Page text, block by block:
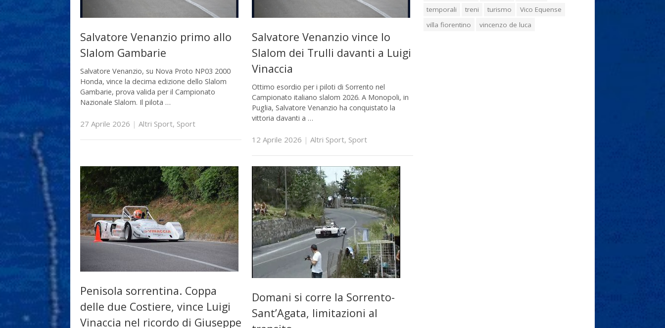
Salvatore Venanzio primo allo
Slalom Gambarie
Salvatore Venanzio, su Nova Proto NP03 2000
Honda, vince la decima edizione dello Slalom
Gambarie, prova valida per il Campionato
Nazionale Slalom. Il pilota …
27 Aprile 2026 | Altri Sport, Sport
Salvatore Venanzio vince lo
Slalom dei Trulli davanti a Luigi
Vinaccia
Ottimo esordio per i piloti di Sorrento nel
Campionato italiano slalom 2026. A Monopoli, in
Puglia, Salvatore Venanzio ha conquistato la
vittoria davanti a …
12 Aprile 2026 | Altri Sport, Sport
Penisola sorrentina. Coppa
delle due Costiere, vince Luigi
Vinaccia nel ricordo di Giuseppe
Domani si corre la Sorrento-
Sant’Agata, limitazioni al
temporali
treni turismo
Vico Equense
villa fiorentino
vincenzo de luca